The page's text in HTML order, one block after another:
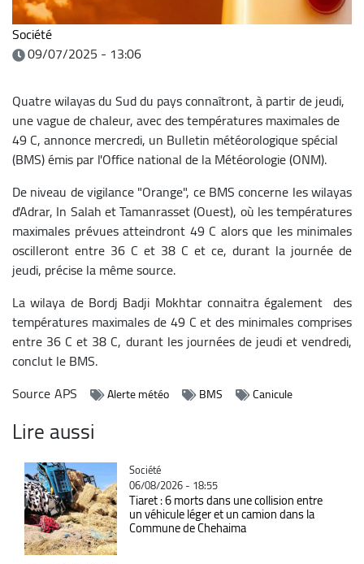
Société
09/07/2025 - 13:06
Quatre wilayas du Sud du pays connaîtront, à partir de jeudi,
une vague de chaleur, avec des températures maximales de
49 C, annonce mercredi, un Bulletin météorologique spécial
(BMS) émis par l'Office national de la Météorologie (ONM).
De niveau de vigilance "Orange", ce BMS concerne les wilayas
d'Adrar, In Salah et Tamanrasset (Ouest), où les températures
maximales prévues atteindront 49 C alors que les minimales
oscilleront entre 36 C et 38 C et ce, durant la journée de
jeudi, précise la même source.
La wilaya de Bordj Badji Mokhtar connaitra également des
températures maximales de 49 C et des minimales comprises
entre 36 C et 38 C, durant les journées de jeudi et vendredi,
conclut le BMS.
SourceAPS Alerte météo BMS Canicule
Lire aussi
Catégorie
Société
06/08/2026 - 18:55
Tiaret : 6 morts dans une collision entre
un véhicule léger et un camion dans la
Commune de Chehaima